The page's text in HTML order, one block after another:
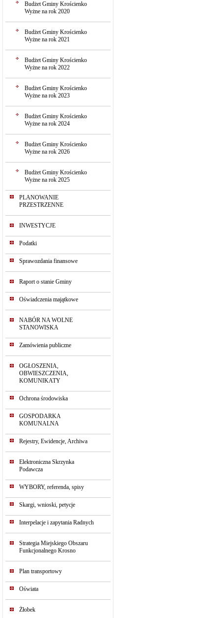
Budżet Gminy Krościenko
Wyżne na rok 2020
Budżet Gminy Krościenko
Wyżne na rok 2021
Budżet Gminy Krościenko
Wyżne na rok 2022
Budżet Gminy Krościenko
Wyżne na rok 2023
Budżet Gminy Krościenko
Wyżne na rok 2024
Budżet Gminy Krościenko
Wyżne na rok 2026
Budżet Gminy Krościenko
Wyżne na rok 2025
PLANOWANIE
PRZESTRZENNE
INWESTYCJE
Podatki
Sprawozdania finansowe
Raport o stanie Gminy
Oświadczenia majątkowe
NABÓR NA WOLNE
STANOWISKA
Zamówienia publiczne
OGŁOSZENIA,
OBWIESZCZENIA,
KOMUNIKATY
Ochrona środowiska
GOSPODARKA
KOMUNALNA
Rejestry, Ewidencje, Archiwa
Elektroniczna Skrzynka
Podawcza
WYBORY, referenda, spisy
Skargi, wnioski, petycje
Interpelacje i zapytania Radnych
Strategia Miejskiego Obszaru
Funkcjonalnego Krosno
Plan transportowy
Oświata
Żłobek